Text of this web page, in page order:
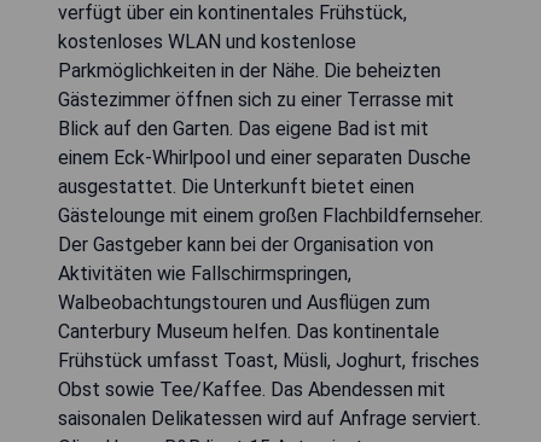
verfügt über ein kontinentales Frühstück,
kostenloses WLAN und kostenlose
Parkmöglichkeiten in der Nähe. Die beheizten
Gästezimmer öffnen sich zu einer Terrasse mit
Blick auf den Garten. Das eigene Bad ist mit
einem Eck-Whirlpool und einer separaten Dusche
ausgestattet. Die Unterkunft bietet einen
Gästelounge mit einem großen Flachbildfernseher.
Der Gastgeber kann bei der Organisation von
Aktivitäten wie Fallschirmspringen,
Walbeobachtungstouren und Ausflügen zum
Canterbury Museum helfen. Das kontinentale
Frühstück umfasst Toast, Müsli, Joghurt, frisches
Obst sowie Tee/Kaffee. Das Abendessen mit
saisonalen Delikatessen wird auf Anfrage serviert.